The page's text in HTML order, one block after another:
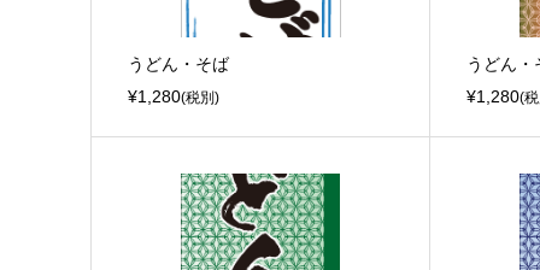
うどん・そば
¥1,280(税別)
うどん・
¥1,280(